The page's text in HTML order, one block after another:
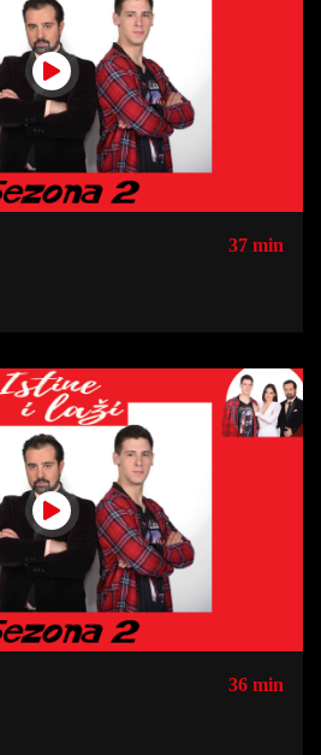
37 min
36 min